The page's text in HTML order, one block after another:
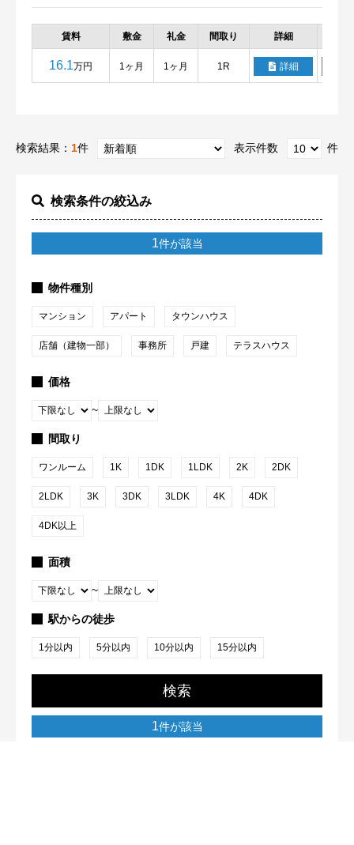
検索条件の絞込み
1件が該当
物件種別
マンション アパート タウンハウス
店舗（建物一部） 事務所 戸建 テラスハウス
価格
~
間取り
ワンルーム 1K 1DK 1LDK 2K 2DK
2LDK 3K 3DK 3LDK 4K 4DK
4DK以上
面積
~
駅からの徒歩
1分以内 5分以内 10分以内 15分以内
検索
1件が該当
賃料 敷金 礼金 間取り 詳細
16.1万円 1ヶ月 1ヶ月 1R 詳細
検索結果： 1件 表示件数 件